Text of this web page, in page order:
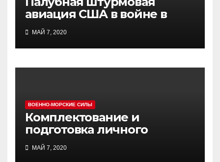
авиация США в войне в
Индокитае
МАЙ 7, 2020
ВОЕННО-МОРСКИЕ СИЛЫ
Комплектование и
подготовка личного
состава атомных ракетных
подводных сил США
МАЙ 7, 2020